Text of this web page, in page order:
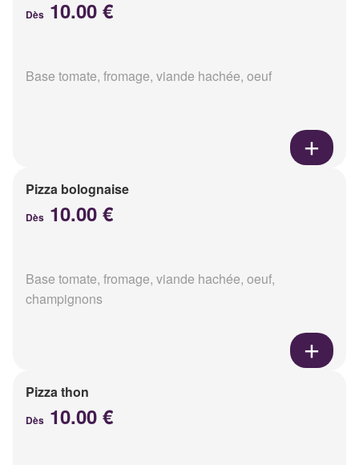
Dès 10.00 €
Base tomate, fromage, viande hachée, oeuf
Pizza bolognaise
Dès 10.00 €
Base tomate, fromage, viande hachée, oeuf,
champignons
Pizza thon
Dès 10.00 €